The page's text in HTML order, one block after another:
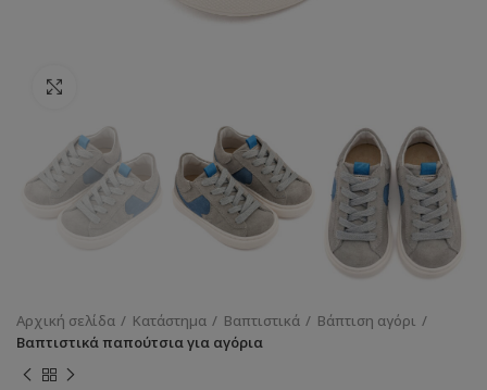
Αρχική σελίδα Κατάστημα Βαπτιστικά
Βάπτιση αγόρι
Βαπτιστικά παπούτσια για αγόρια